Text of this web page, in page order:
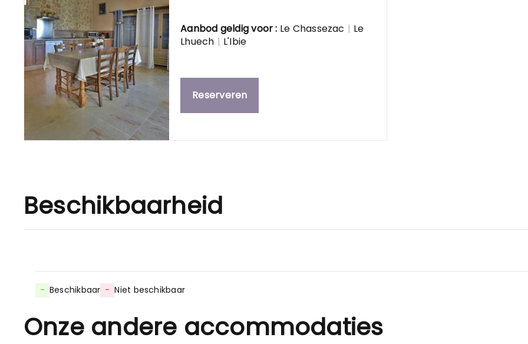
Aanbod geldig voor : Le Chassezac | Le
Lhuech | L'Ibie
Reserveren
Beschikbaarheid
- Beschikbaar - Niet beschikbaar
Onze andere accommodaties